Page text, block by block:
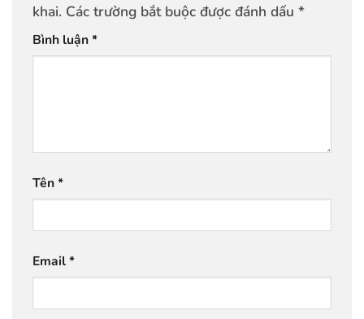
khai. Các trường bắt buộc được đánh dấu *
Bình luận*
Tên*
Email*